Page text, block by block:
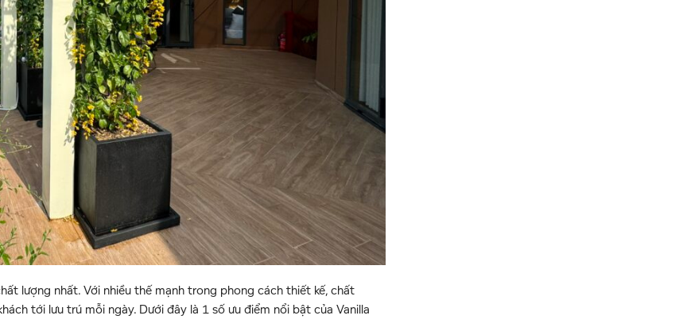
lượng nhất. Với nhiều thế mạnh trong phong cách thiết kế, chất
tới lưu trú mỗi ngày. Dưới đây là 1 số ưu điểm nổi bật của Vanilla